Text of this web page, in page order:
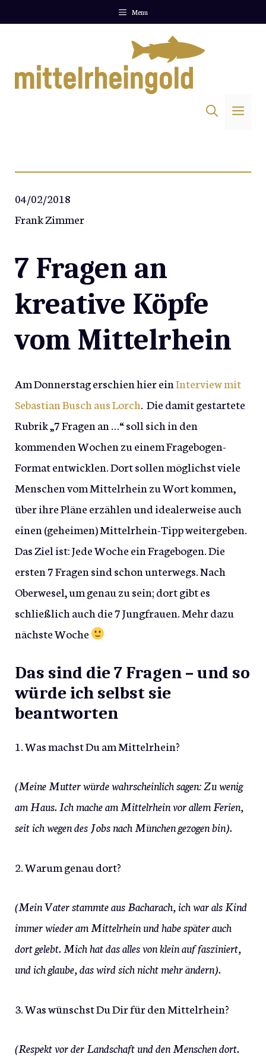
Menu
04/02/2018
Frank Zimmer
7 Fragen an
kreative Köpfe
vom Mittelrhein
Am Donnerstag erschien hier einInterview mit
Sebastian Busch aus Lorch. Die damit gestartete
Rubrik „7 Fragen an …“ soll sich in den
kommenden Wochen zu einem Fragebogen-
Format entwicklen. Dort sollen möglichst viele
Menschen vom Mittelrhein zu Wort kommen,
über ihre Pläne erzählen und idealerweise auch
einen (geheimen) Mittelrhein-Tipp weitergeben.
Das Ziel ist: Jede Woche ein Fragebogen. Die
ersten 7 Fragen sind schon unterwegs. Nach
Oberwesel, um genau zu sein; dort gibt es
schließlich auch die 7 Jungfrauen. Mehr dazu
nächste Woche
Das sind die 7 Fragen – und so
würde ich selbst sie
beantworten
1. Was machst Du am Mittelrhein?
(Meine Mutter würde wahrscheinlich sagen: Zu wenig
am Haus. Ich mache am Mittelrhein vor allem Ferien,
seit ich wegen des Jobs nach München gezogen bin).
2. Warum genau dort?
(Mein Vater stammte aus Bacharach, ich war als Kind
immer wieder am Mittelrhein und habe später auch
dort gelebt. Mich hat das alles von klein auf fasziniert,
und ich glaube, das wird sich nicht mehr ändern).
3. Was wünschst Du Dir für den Mittelrhein?
(Respekt vor der Landschaft und den Menschen dort.